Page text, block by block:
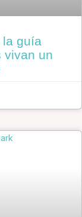
la guía
vivan un